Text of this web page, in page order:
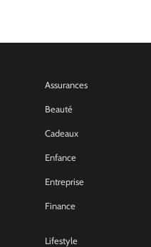
Assurances
Beauté
Cadeaux
Enfance
Entreprise
Finance
Lifestyle